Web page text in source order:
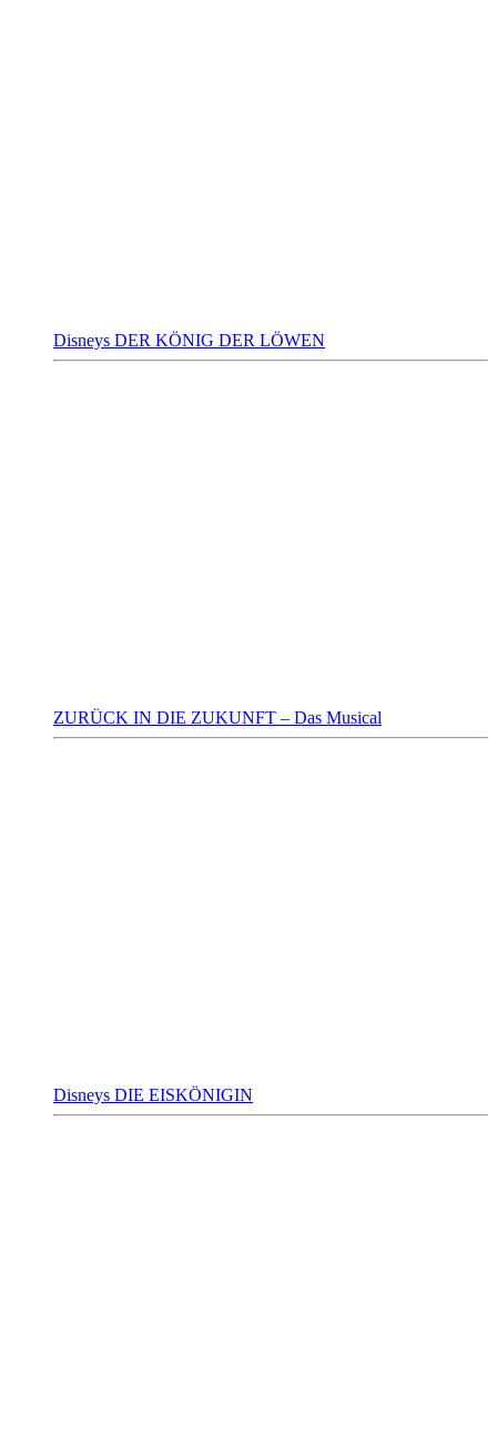
Disneys DER KÖNIG DER LÖWEN
ZURÜCK IN DIE ZUKUNFT – Das Musical
Disneys DIE EISKÖNIGIN